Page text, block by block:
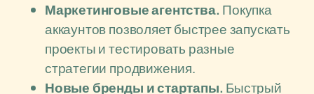
Маркетинговые агентства. Покупка
аккаунтов позволяет быстрее запускать
проекты и тестировать разные
стратегии продвижения.
Новые бренды и стартапы. Быстрый